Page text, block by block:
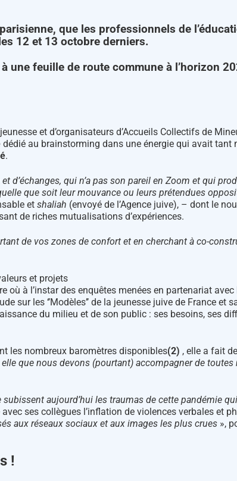
que les professionnels de
12 et 13 octobre derniers.
une feuille de route commune à l’horizon
et d’organisateurs d’Accueils Collectifs de
dédié au brainstorming dans une énergie qui avait tant
.
qui n’a pas son pareil en Zoom et qui
que soit leur mouvance ou leurs prétendues
et shaliah (envoyé de l’Agence juive), – dont le
de riches mutualisations d’expériences.
de vos zones de confort et en cherchant à co-
et projets
à l’instar des enquêtes menées en partenariat avec
sur les ‘’Modèles’’ de la jeunesse juive de France et
du milieu et de son public : ses besoins, ses
les nombreux baromètres disponibles(2) , elle a fait
elle que nous devons (pourtant) accompagner de toutes
aujourd’hui les traumas de cette pandémie
ses collègues l’inflation de violences verbales et
aux réseaux sociaux et aux images les plus crues »,
!